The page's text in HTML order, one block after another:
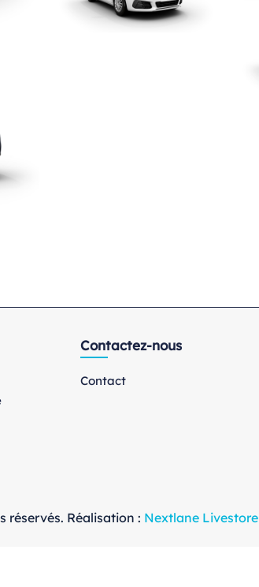
Contactez-nous
Contact
réservés. Réalisation : Nextlane Livestore